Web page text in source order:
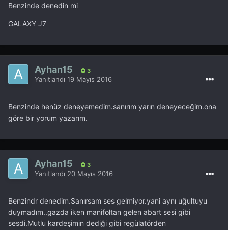
Benzinde denedin mi
GALAXY J7
Ayhan15 3
Yanıtlandı 19 Mayıs 2016
Benzinde henüz deneyemedim.sanırım yarın deneyeceğim.ona
göre bir yorum yazarım.
Ayhan15 3
Yanıtlandı 20 Mayıs 2016
Benzindr denedim.Sanırsam ses gelmiyor.yani aynı uğultuyu
duymadım..gazda iken manifoltan gelen abart sesi gibi
sesdi.Mutlu kardeşimin dediği gibi regülatörden